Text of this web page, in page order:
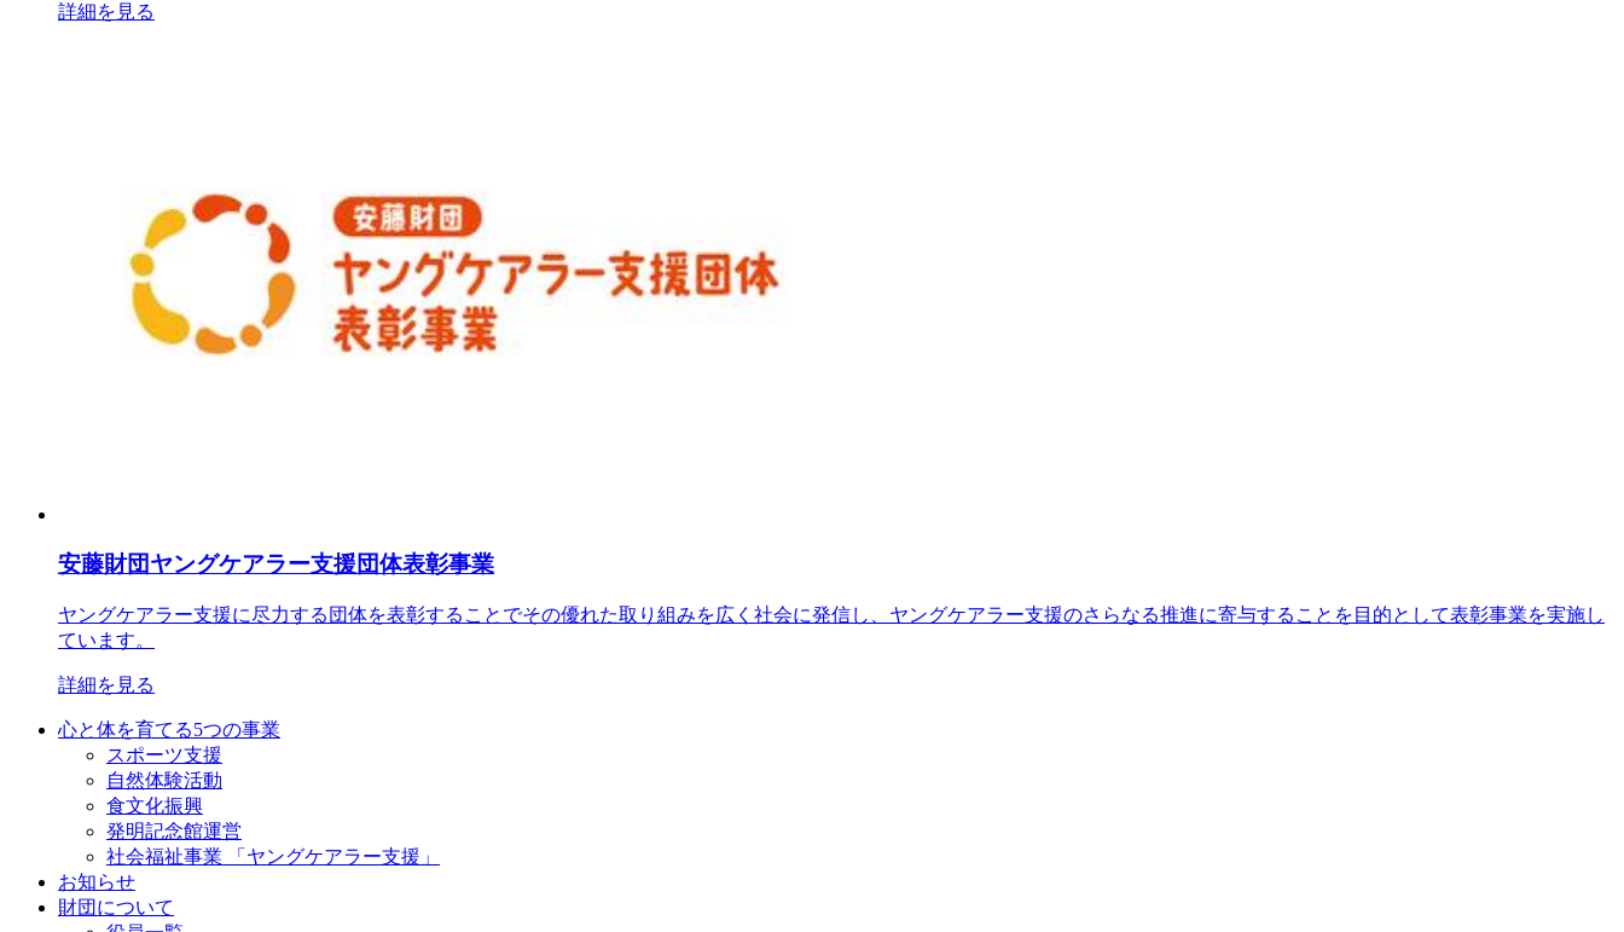
詳細を見る
安藤財団ヤングケアラー支援団体表彰事業
ヤングケアラー支援に尽力する団体を表彰することでその優れた取り組みを広く社会に発信し、ヤングケアラー支援のさらなる推進に寄与することを目的として表彰事業を実施し
ています。
詳細を見る
心と体を育てる5つの事業
スポーツ支援
自然体験活動
食文化振興
発明記念館運営
社会福祉事業 「ヤングケアラー支援」
お知らせ
財団について